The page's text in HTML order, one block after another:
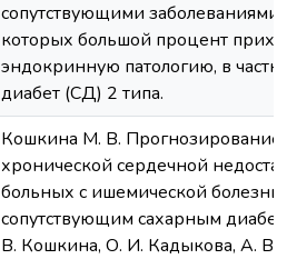
сопутствующими
которых большой процент
эндокринную патологию, в
диабет (СД) 2 типа.
Кошкина М. В. Прогнозирование
хронической сердечной
больных с ишемической
сопутствующим сахарным
В. Кошкина, О. И. Кадыкова, А. В.